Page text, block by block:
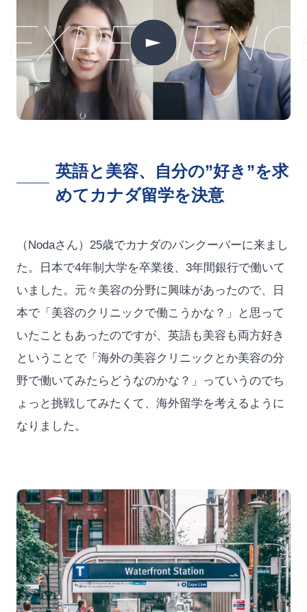
英語と美容、自分の”好き”を求
めてカナダ留学を決意
（Nodaさん）25歳でカナダのバンクーバーに来まし
た。日本で4年制大学を卒業後、3年間銀行で働いて
いました。元々美容の分野に興味があったので、日
本で「美容のクリニックで働こうかな？」と思って
いたこともあったのですが、英語も美容も両方好き
ということで「海外の美容クリニックとか美容の分
野で働いてみたらどうなのかな？」っていうのでち
ょっと挑戦してみたくて、海外留学を考えるように
なりました。